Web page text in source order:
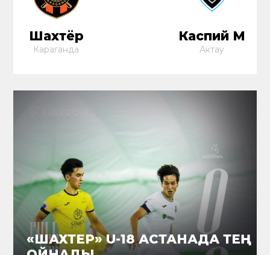
Шахтёр
Караганда
Каспий М
Актау
«ШАХТЕР» U-18 АСТАНАДА ТЕҢ